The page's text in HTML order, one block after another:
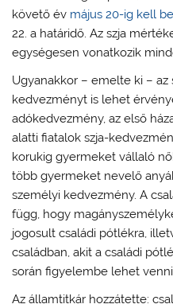
követő év május 20-ig kell
22. a határidő. Az szja
egységesen vonatkozik
Ugyanakkor – emelte ki –
kedvezményt is lehet
adókedvezmény, az első
alatti fiatalok szja-
korukig gyermeket vállaló
több gyermeket nevelő
személyi kedvezmény. A
függ, hogy
jogosult családi pótlékra,
családban, akit a családi
során figyelembe lehet
Az államtitkár hozzátette: